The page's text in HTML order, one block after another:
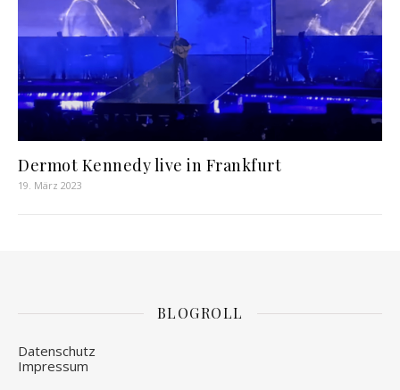
Dermot Kennedy live in Frankfurt
19. März 2023
BLOGROLL
Datenschutz
Impressum